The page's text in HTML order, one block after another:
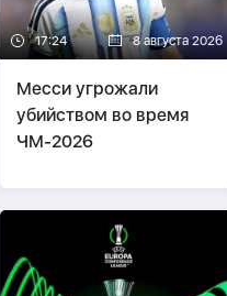
17:24 8 августа 2026
Месси угрожали
убийством во время
ЧМ-2026